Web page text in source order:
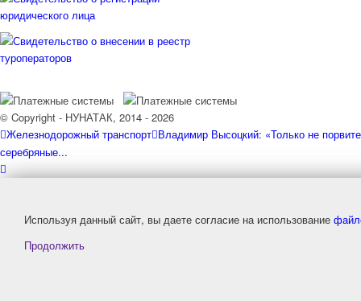
© Copyright - НУНАТАК, 2014 - 2026
Железнодорожный транспорт Владимир Высоцкий: «Только не порвите
серебряные...
Используя данный сайт, вы даете согласие на использование
Продолжить